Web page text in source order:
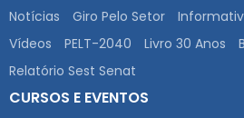
Notícias Giro Pelo Setor
Vídeos
PELT-2040 Livro 30 Anos
Relatório Sest Senat
CURSOS E EVENTOS